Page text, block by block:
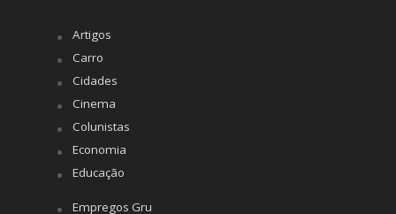
Artigos
Carro
Cidades
Cinema
Colunistas
Economia
Educação
Empregos Gru